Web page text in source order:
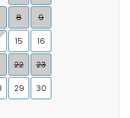
8 9
15 16
22 23
29 30